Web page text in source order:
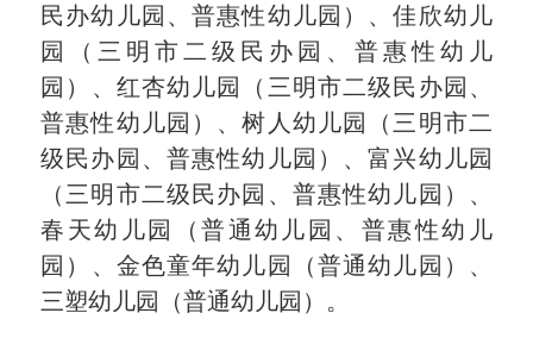
民办幼儿园 、普惠性幼儿园 ） 、佳欣幼儿
园
（三明市二级民办园、 普惠性幼儿
园 ） 、红杏幼儿园
（三明市二级民办园、
普惠性幼儿园 ） 、树人幼儿园
（三明市二
级民办园、 普惠性幼儿园 ） 、富兴幼儿园
（三明市二级民办园、 普惠性幼儿园 ） 、
春天幼儿园
（普通幼儿园 、 普惠性幼儿
园 ） 、金色童年幼儿园 （普通幼儿园 ） 、
三塑幼儿园
（普通幼儿园 ）。